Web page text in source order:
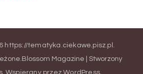
https://tematyka.ciekawe.pisz.pl
Blossom Magazine | Stworzony
. Wspierany przezWordPress